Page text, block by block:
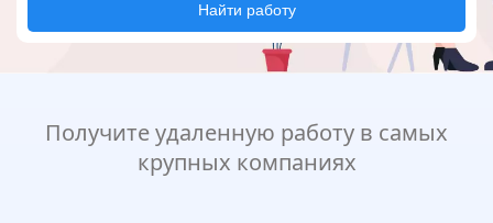
Найти работу
Получите удаленную работу в самых
крупных компаниях